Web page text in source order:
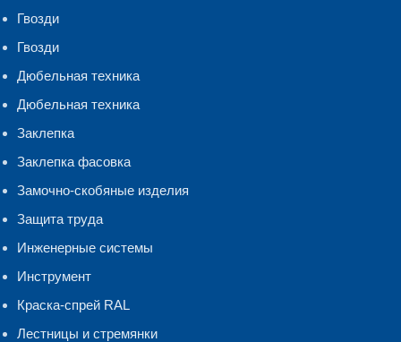
Гвозди
Гвозди
Дюбельная техника
Дюбельная техника
Заклепка
Заклепка фасовка
Замочно-скобяные изделия
Защита труда
Инженерные системы
Инструмент
Краска-спрей RAL
Лестницы и стремянки